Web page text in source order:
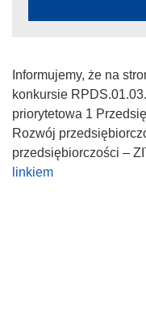
Informujemy, że na
konkursie
priorytetowa 1
Rozwój
przedsiębiorczości –
linkiem